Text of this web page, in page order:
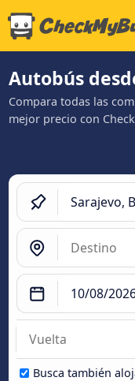
Autobús
Compara todas las
mejor precio con
Busca también